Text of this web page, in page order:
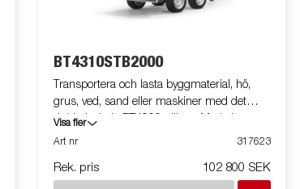
BT4310STB2000
Transportera och lasta byggmaterial, hö,
grus, ved, sand eller maskiner med det
dubbelaxlade BT4000-släpet. Med sin
robusta konstruktion och sina smarta
alla situationer - och klarar tuffa uppdrag.
Visa fler
Art nr
317623
Rek. pris 102 800 SEK